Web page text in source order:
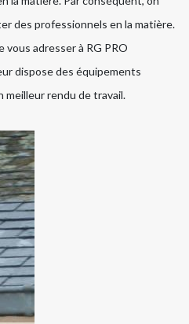
des professionnels en la matière.
adresser à RG PRO
dispose des équipements
meilleur rendu de travail.